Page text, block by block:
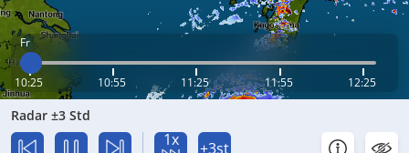
Fr
10:25 10:55 11:25 11:55 12:25
Radar ±3 Std
1x +3st